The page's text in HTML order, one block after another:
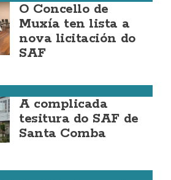
O Concello de
Muxía ten lista a
nova licitación do
SAF
A complicada
tesitura do SAF de
Santa Comba